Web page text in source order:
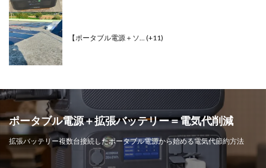
【ポータブル電源＋ソ... +11
ポータブル電源＋拡張バッテリー＝電気代削減
拡張バッテリー複数台接続したポータブル電源から始める電気代節約方法